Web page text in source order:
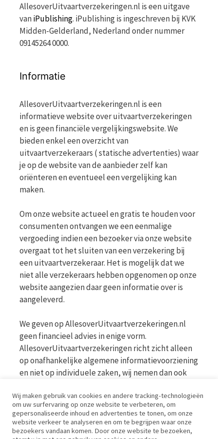
AllesoverUitvaartverzekeringen.nl is een uitgave
vaniPublishing. iPublishing is ingeschreven bij KVK
Midden-Gelderland, Nederland onder nummer
09145264 0000.
Informatie
AllesoverUitvaartverzekeringen.nl is een
informatieve website over uitvaartverzekeringen
en is geen financiële vergelijkingswebsite. We
bieden enkel een overzicht van
uitvaartverzekeraars ( statische advertenties) waar
je op de website van de aanbieder zelf kan
oriënteren en eventueel een vergelijking kan
maken.
Om onze website actueel en gratis te houden voor
consumenten ontvangen we een eenmalige
vergoeding indien een bezoeker via onze website
overgaat tot het sluiten van een verzekering bij
een uitvaartverzekeraar. Het is mogelijk dat we
niet alle verzekeraars hebben opgenomen op onze
website aangezien daar geen informatie over is
aangeleverd.
We geven op AllesoverUitvaartverzekeringen.nl
geen financieel advies in enige vorm.
AllesoverUitvaartverzekeringen richt zicht alleen
op onafhankelijke algemene informatievoorziening
en niet op individuele zaken, wij nemen dan ook
voor meer informatie op de website van de AFM
www.afm.nl
Disclaimer | Privacy | Cookies | Werkwijze
Wij maken gebruik van cookies en andere tracking-technologieën
om uw surfervaring op onze website te verbeteren, om
gepersonaliseerde inhoud en advertenties te tonen, om onze
website verkeer te analyseren en om te begrijpen waar onze
bezoekers vandaan komen. Door onze website te bezoeken,